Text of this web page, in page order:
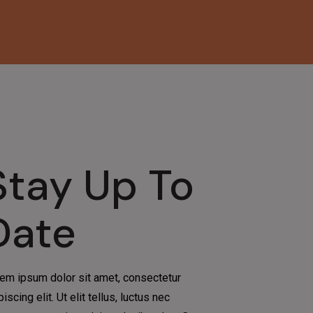
Up To
ipsum dolor sit amet, consectetur
elit. Ut elit tellus, luctus nec